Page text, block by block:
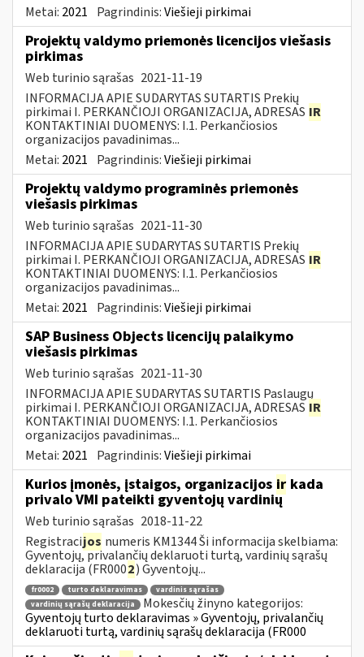
Metai: 2021 Pagrindinis:Viešieji pirkimai
Projektų valdymo priemonės licencijos viešasis
pirkimas
Web turinio sąrašas 2021-11-19
INFORMACIJA APIE SUDARYTAS SUTARTIS Prekių
pirkimai I. PERKANČIOJI ORGANIZACIJA, ADRESAS IR
KONTAKTINIAI DUOMENYS: I.1. Perkančiosios
organizacijos pavadinimas...
Metai: 2021 Pagrindinis:Viešieji pirkimai
Projektų valdymo programinės priemonės
viešasis pirkimas
Web turinio sąrašas 2021-11-30
INFORMACIJA APIE SUDARYTAS SUTARTIS Prekių
pirkimai I. PERKANČIOJI ORGANIZACIJA, ADRESAS IR
KONTAKTINIAI DUOMENYS: I.1. Perkančiosios
organizacijos pavadinimas...
Metai: 2021 Pagrindinis:Viešieji pirkimai
SAP Business Objects licencijų palaikymo
viešasis pirkimas
Web turinio sąrašas 2021-11-30
INFORMACIJA APIE SUDARYTAS SUTARTIS Paslaugų
pirkimai I. PERKANČIOJI ORGANIZACIJA, ADRESAS IR
KONTAKTINIAI DUOMENYS: I.1. Perkančiosios
organizacijos pavadinimas...
Metai: 2021 Pagrindinis:Viešieji pirkimai
Kurios įmonės, įstaigos, organizacijos ir kada
privalo VMI pateikti gyventojų vardinių
Web turinio sąrašas 2018-11-22
Registracijos numeris KM1344 Ši informacija skelbiama:
Gyventojų, privalančių deklaruoti turtą, vardinių sąrašų
deklaracija (FR0002) Gyventojų...
fr0002 turto deklaravimas
vardinis sąrašas
vardinių sąrašų deklaracija
Mokesčių žinyno kategorijos:
Gyventojų turto deklaravimas » Gyventojų, privalančių
deklaruoti turtą, vardinių sąrašų deklaracija (FR000